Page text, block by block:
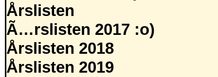
Årslisten
Ã…rslisten 2017 :o)
Årslisten 2018
Årslisten 2019